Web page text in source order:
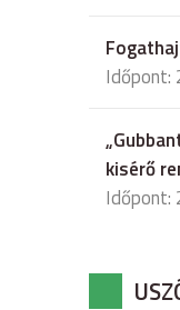
Időpont:
kisérő
Időpont: